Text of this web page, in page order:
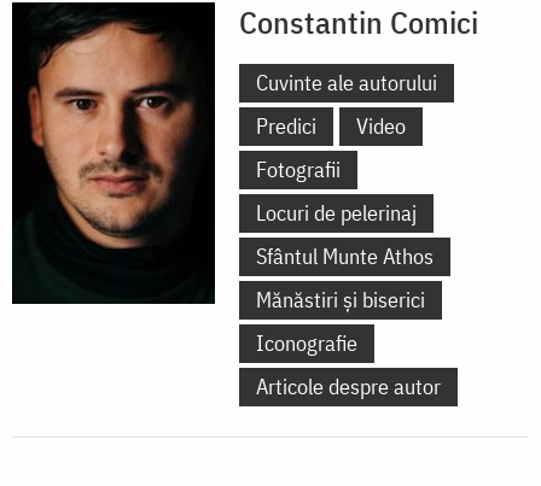
Constantin Comici
Cuvinte ale autorului
Predici
Video
Fotografii
Locuri de pelerinaj
Sfântul Munte Athos
Mănăstiri și biserici
Iconografie
Articole despre autor